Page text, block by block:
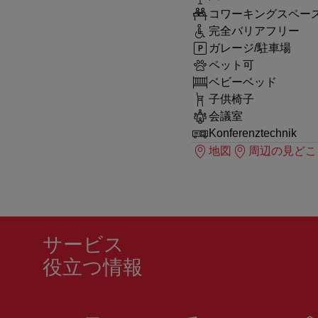
コワーキングスペー
完全バリアフリー
ガレージ/駐車場
ペット可
ベビーベッド
子供椅子
会議室
Konferenztechnik
地図
周辺の見ど
サービス
役立つ情報